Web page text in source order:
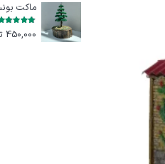
ماکت
امتیاز
450,000